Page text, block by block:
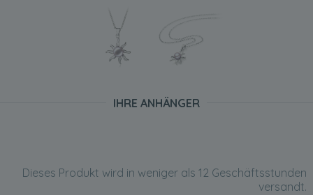
IHRE ANHÄNGER
Dieses Produkt wird in weniger als 12 Geschäftsstunden
versandt.